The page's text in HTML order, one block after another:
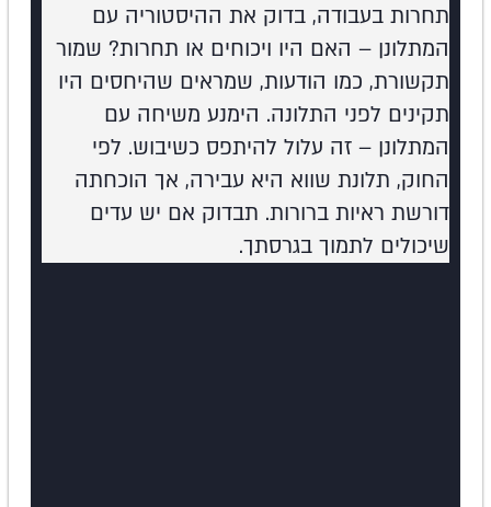
תחרות בעבודה, בדוק את ההיסטוריה עם
המתלונן – האם היו ויכוחים או תחרות? שמור
תקשורת, כמו הודעות, שמראים שהיחסים היו
תקינים לפני התלונה. הימנע משיחה עם
המתלונן – זה עלול להיתפס כשיבוש. לפי
החוק, תלונת שווא היא עבירה, אך הוכחתה
דורשת ראיות ברורות. תבדוק אם יש עדים
שיכולים לתמוך בגרסתך.